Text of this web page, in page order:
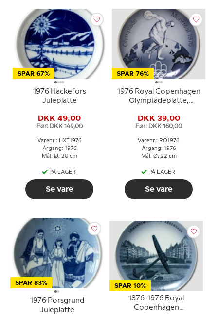
SPAR 67%
1976 Hackefors
Juleplatte
DKK 49,00
Før: DKK 149,00
Varenr.: HXT1976
Årgang: 1976
Mål: Ø: 20 cm
PÅ LAGER
Se vare
SPAR 76%
1976 Royal Copenhagen
Olympiadeplatte,
DKK 39,00
Før: DKK 160,00
Varenr.: RO1976
Årgang: 1976
Mål: Ø: 22 cm
PÅ LAGER
Se vare
SPAR 83%
1976 Porsgrund
Juleplatte
SPAR 10%
1876-1976 Royal
Copenhagen